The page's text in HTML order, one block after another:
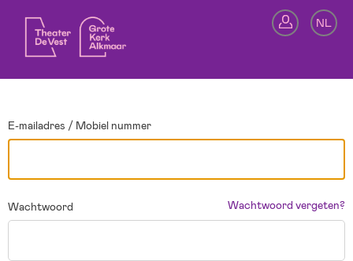
NL
E-mailadres / Mobiel nummer
Wachtwoord Wachtwoord vergeten?